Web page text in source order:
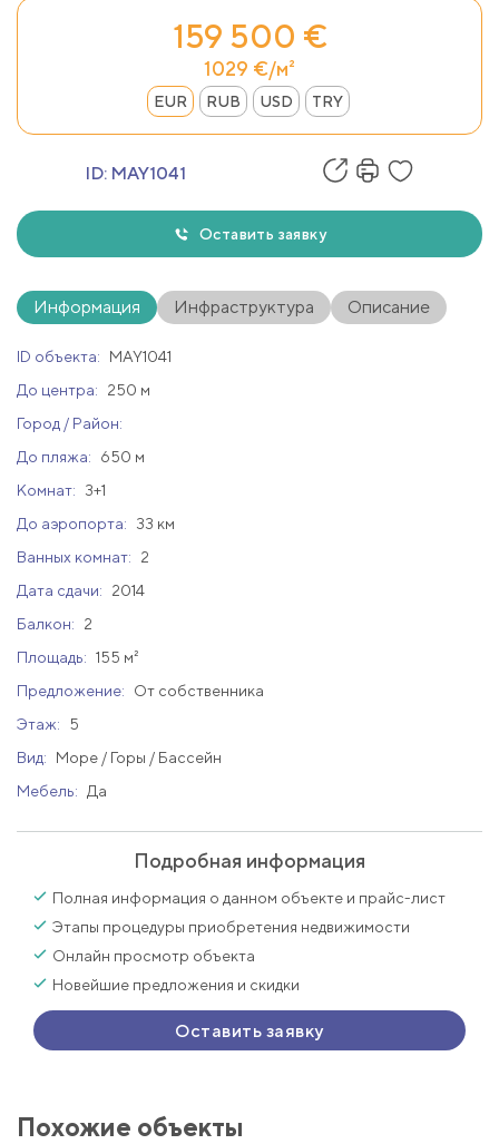
159 500 €
1029 €/м²
EUR RUB USD TRY
ID: MAY1041
Оставить заявку
Информация Инфраструктура Описание
ID объекта:
MAY1041
До центра:
250 м
Город / Район:
До пляжа:
650 м
Комнат:
3+1
До аэропорта:
33 км
Ванных комнат:
2
Дата сдачи:
2014
Балкон:
2
Площадь: 155 м²
Предложение:
От собственника
Этаж:
5
Вид:
Море / Горы / Бассейн
Мебель:
Да
Подробная информация
Полная информация о данном объекте и прайс-лист
Этапы процедуры приобретения недвижимости
Онлайн просмотр объекта
Новейшие предложения и скидки
Оставить заявку
Похожие объекты